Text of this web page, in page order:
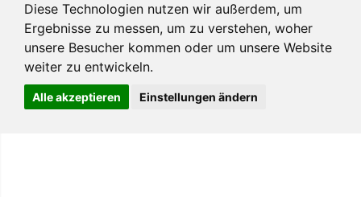
Diese Technologien nutzen wir außerdem, um
Ergebnisse zu messen, um zu verstehen, woher
unsere Besucher kommen oder um unsere Website
weiter zu entwickeln.
Alle akzeptieren Einstellungen ändern